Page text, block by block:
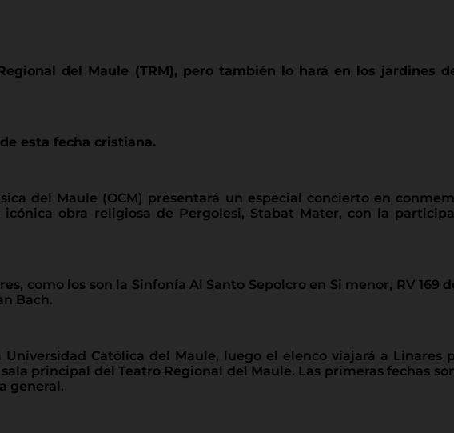
del Maule (TRM), pero también lo hará en los jardines
esta fecha cristiana.
del Maule (OCM) presentará un especial concierto en
obra religiosa de Pergolesi, Stabat Mater, con la
como los son la Sinfonía Al Santo Sepolcro en Si menor, RV 169
Bach.
Católica del Maule, luego el elenco viajará a Linares
principal del Teatro Regional del Maule. Las primeras fechas
general.